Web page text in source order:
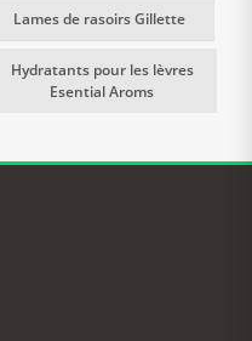
Lames de rasoirs Gillette
Hydratants pour les lèvres
Esential Aroms